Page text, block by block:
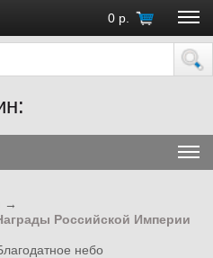
0 р.
18:00 (Москва)
→
Российской Империи
небо